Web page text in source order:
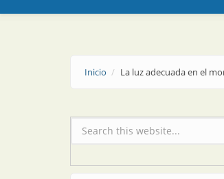
Inicio La luz adecuada en el
Formulario de búsqueda